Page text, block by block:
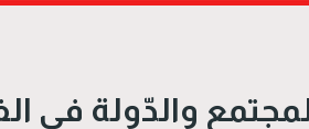
والدّولة في